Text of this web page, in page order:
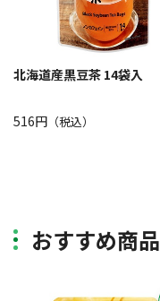
北海道産黒豆茶 14袋入
516円 （税込）
おすすめ商品